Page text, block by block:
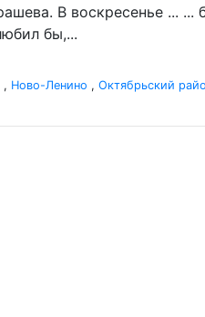
В воскресенье ... ...
бы,...
, Ново-Ленино , Октябрьский